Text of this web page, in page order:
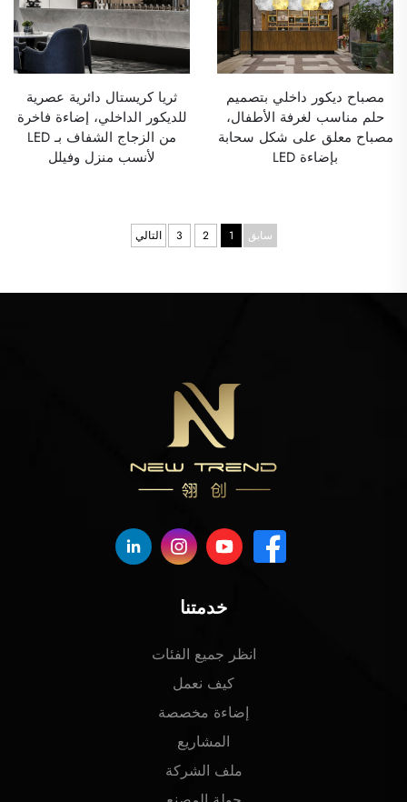
مصباح ديكور داخلي بتصميم
حلم مناسب لغرفة الأطفال،
مصباح معلق على شكل سحابة
بإضاءة LED
ثريا كريستال دائرية عصرية
للديكور الداخلي، إضاءة فاخرة
من الزجاج الشفاف بـ LED
لأنسب منزل وفيلل
سابق 1
2
3 التالي
خدمتنا
انظر جميع الفئات
كيف نعمل
إضاءة مخصصة
المشاريع
ملف الشركة